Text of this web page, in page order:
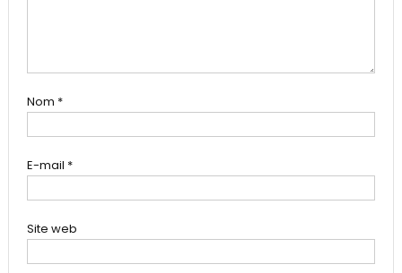
Nom *
E-mail *
Site web